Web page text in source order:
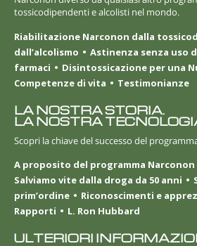
tossicodipendenti e alcolisti nel mondo.
Riabilitazione Narconon dalla
dall’alcolismo
Astinenza senza uso
farmaci
Disintossicazione per una
Competenze di vita
Testimonianze
LA NOSTRA STORIA.
LA NOSTRA
Scopri la chiave del successo del
A proposito del programma Narconon
Salviamo vite dalla droga da 50 anni
prim’ordine
Riconoscimenti e
Rapporti
L. Ron Hubbard
ULTERIORI